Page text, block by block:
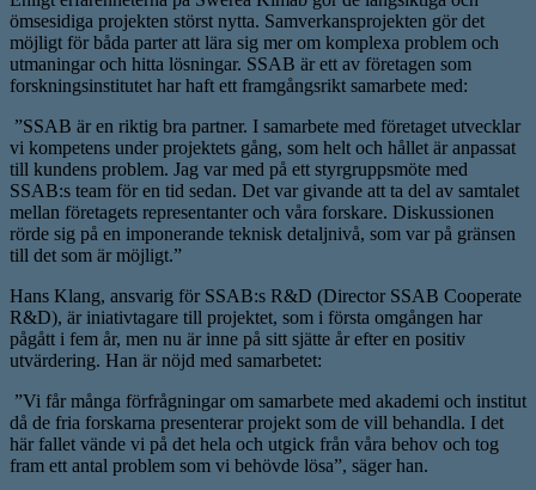
ömsesidiga projekten störst nytta. Samverkansprojekten gör det
möjligt för båda parter att lära sig mer om komplexa problem och
utmaningar och hitta lösningar. SSAB är ett av företagen som
forskningsinstitutet har haft ett framgångsrikt samarbete med:
”SSAB är en riktig bra partner. I samarbete med företaget utvecklar
vi kompetens under projektets gång, som helt och hållet är anpassat
till kundens problem. Jag var med på ett styrgruppsmöte med
SSAB:s team för en tid sedan. Det var givande att ta del av samtalet
mellan företagets representanter och våra forskare. Diskussionen
rörde sig på en imponerande teknisk detaljnivå, som var på gränsen
till det som är möjligt.”
Hans Klang, ansvarig för SSAB:s R&D (Director SSAB Cooperate
R&D), är iniativtagare till projektet, som i första omgången har
pågått i fem år, men nu är inne på sitt sjätte år efter en positiv
utvärdering. Han är nöjd med samarbetet:
”Vi får många förfrågningar om samarbete med akademi och institut
då de fria forskarna presenterar projekt som de vill behandla. I det
här fallet vände vi på det hela och utgick från våra behov och tog
fram ett antal problem som vi behövde lösa”, säger han.